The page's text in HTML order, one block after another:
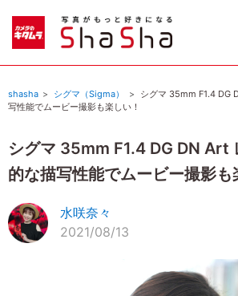
shasha シグマ（Sigma）
シグマ 35mm F1.4 DG
写性能でムービー撮影も楽しい！
シグマ 35mm F1.4 DG DN Art
的な描写性能でムービー撮影も
水咲奈々
2021/08/13